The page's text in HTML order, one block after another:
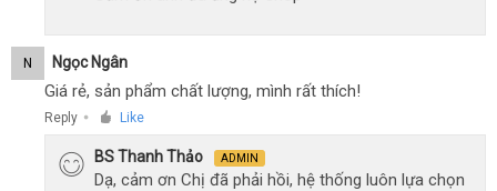
N Ngọc Ngân
Giá rẻ, sản phẩm chất lượng, mình rất thích!
Reply ● Like
BS Thanh Thảo ADMIN
Dạ, cảm ơn Chị đã phải hồi, hệ thống luôn lựa chọn